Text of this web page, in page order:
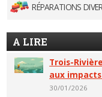
RÉPARATIONS
A LIRE
Trois-
aux
30/01/2026